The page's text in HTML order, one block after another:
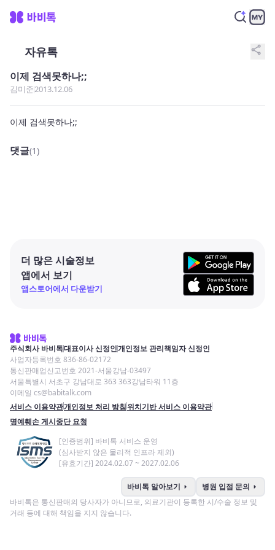
자유톡 share
이제 검색못하나;;
김미준2013.12.06
이제 검색못하나;;
댓글(1)
더 많은 시술정보
앱에서 보기
앱스토어에서 다운받기
주식회사 바비톡대표이사 신정인개인정보 관리책임자 신정인
사업자등록번호 836-86-02172
통신판매업신고번호 2021-서울강남-03497
서울특별시 서초구 강남대로 363 363강남타워 11층
이메일 cs@babitalk.com
서비스 이용약관개인정보 처리 방침위치기반 서비스 이용약관
명예훼손 게시중단 요청
[인증범위] 바비톡 서비스 운영
(심사받지 않은 물리적 인프라 제외)
[유효기간] 2024.02.07 ~ 2027.02.06
바비톡 알아보기 arrow_right 병원 입점 문의 arrow_right
바비톡은 통신판매의 당사자가 아니므로, 의료기관이 등록한 시/수술 정보 및
거래 등에 대해 책임을 지지 않습니다.